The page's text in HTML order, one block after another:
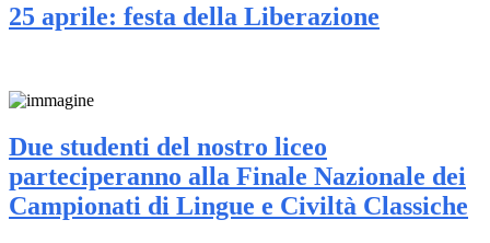
25 aprile: festa della Liberazione
Due studenti del nostro liceo
parteciperanno alla Finale Nazionale dei
Campionati di Lingue e Civiltà Classiche